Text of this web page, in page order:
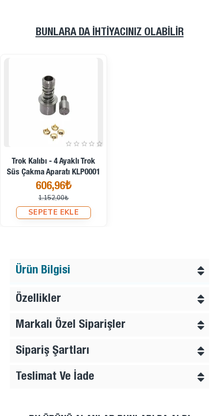
BUNLARA DA İHTIYACINIZ OLABILIR
Trok Kalıbı - 4 Ayaklı Trok
Süs Çakma Aparatı KLP0001
606,96₺
1.152,00₺
SEPETE EKLE
Ürün Bilgisi
Özellikler
Markalı Özel Siparişler
Sipariş Şartları
Teslimat Ve İade